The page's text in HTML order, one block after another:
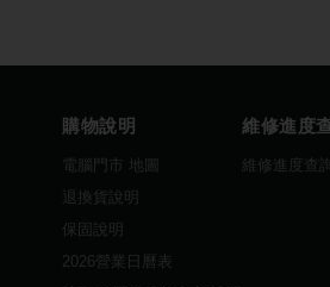
購物說明
電腦門市 地圖
退換貨說明
保固說明
2026營業日曆表
維修進度
維修進度查